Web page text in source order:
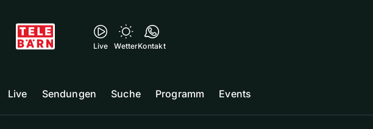
Live WetterKontakt
Live Sendungen Suche Programm Events